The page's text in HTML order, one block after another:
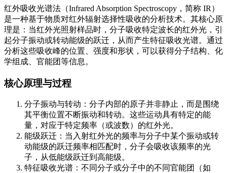
红外吸收光谱法（Infrared Absorption Spectroscopy，简称 IR）
是一种基于物质对红外辐射选择性吸收的分析技术。其核心原
理是：当红外光照射样品时，分子吸收特定波长的红外光，引
起分子振动或转动能级的跃迁，从而产生特征吸收光谱。通过
分析这些吸收峰的位置、强度和形状，可以获得分子结构、化
学组成、官能团等信息。
核心原理与过程
分子振动与转动：分子内部的原子并非静止，而是围绕
其平衡位置不断振动和转动。这些运动具有特定的能
量，对应于特定频率（或波数）的红外光。
能级跃迁：当入射红外光的频率与分子中某个振动或转
动能级的跃迁频率相匹配时，分子会吸收该频率的光
子，从低能级跃迁到高能级。
特征吸收光谱：不同分子或分子中的不同官能团（如